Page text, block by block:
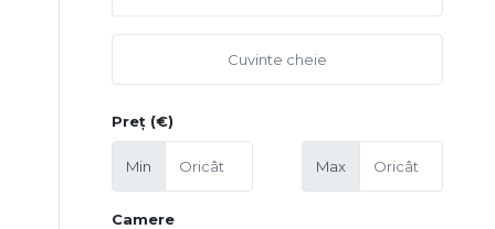
Preț (€)
Min Max
Camere